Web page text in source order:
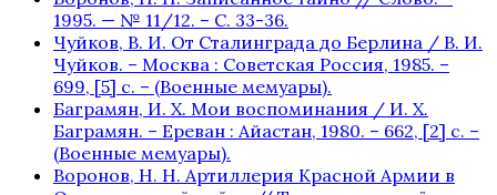
1995. — № 11/12. – С. 33-36.
Чуйков, В. И. От Сталинграда до Берлина / В. И.
Чуйков. – Москва : Советская Россия, 1985. –
699, [5] с. – (Военные мемуары).
Баграмян, И. Х. Мои воспоминания / И. Х.
Баграмян. – Ереван : Айастан, 1980. – 662, [2] c. –
(Военные мемуары).
Воронов, Н. Н. Артиллерия Красной Армии в